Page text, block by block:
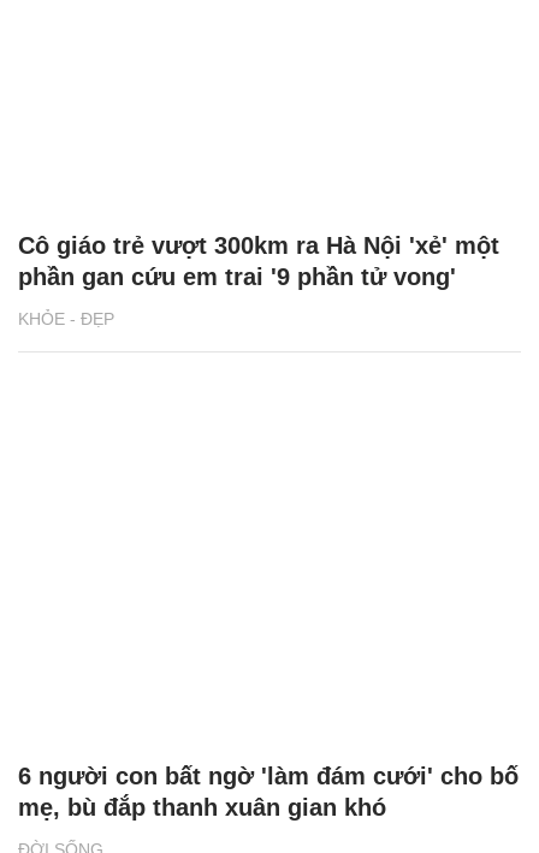
KHỎE - ĐẸP
Cô giáo trẻ vượt 300km ra Hà Nội 'xẻ' một
phần gan cứu em trai '9 phần tử vong'
ĐỜI SỐNG
6 người con bất ngờ 'làm đám cưới' cho bố
mẹ, bù đắp thanh xuân gian khó